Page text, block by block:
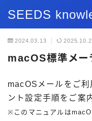
SEEDS
MENU
ブログ記事
お問い合わせ
2024.03.13
macOS標準メー
macOSメールをご
ント設定手順をご案
※このマニュアルは